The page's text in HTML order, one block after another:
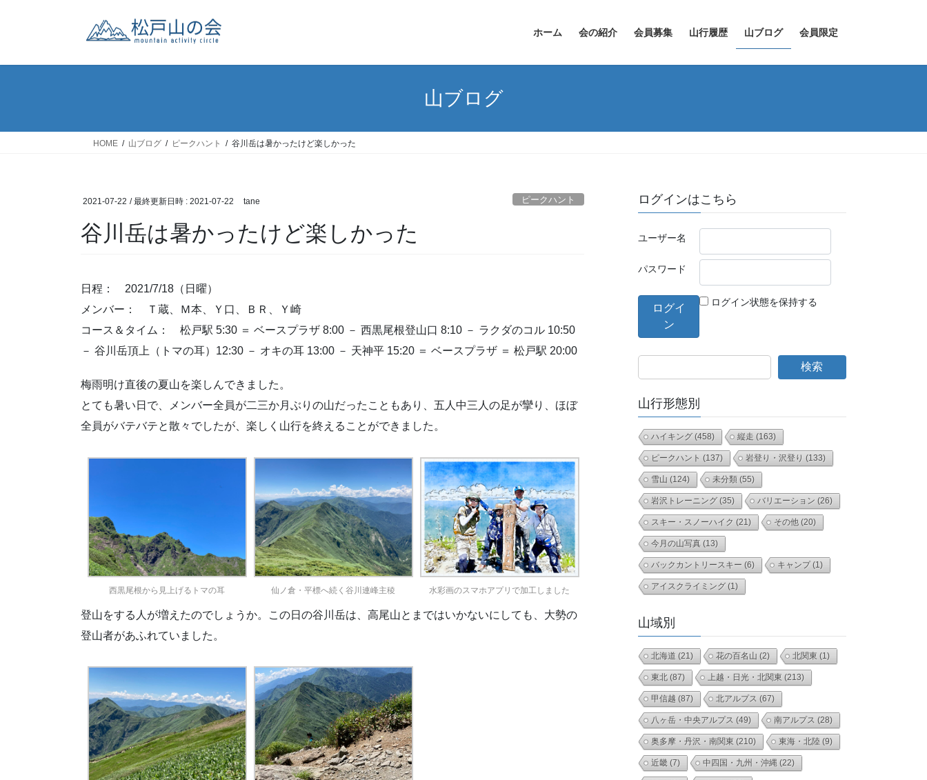
ホーム 会の紹介 会員募集 山行履歴 山ブログ 会員限定
山ブログ
HOME 山ブログ ピークハント 谷川岳は暑かったけど楽しかった
2021-07-22 / 最終更新日時 : 2021-07-22 tane ピークハント
谷川岳は暑かったけど楽しかった
日程： 2021/7/18（日曜）
メンバー： Ｔ蔵、Ｍ本、Ｙ口、ＢＲ、Ｙ崎
コース＆タイム： 松戸駅 5:30 ＝ ベースプラザ 8:00 － 西黒尾根登山口 8:10 － ラクダのコル 10:50
－ 谷川岳頂上（トマの耳）12:30 － オキの耳 13:00 － 天神平 15:20 ＝ ベースプラザ ＝ 松戸駅 20:00
梅雨明け直後の夏山を楽しんできました。
とても暑い日で、メンバー全員が二三か月ぶりの山だったこともあり、五人中三人の足が攣り、ほぼ
全員がバテバテと散々でしたが、楽しく山行を終えることができました。
西黒尾根から見上げるトマの耳 仙ノ倉・平標へ続く谷川連峰主稜 水彩画のスマホアプリで加工しました
登山をする人が増えたのでしょうか。この日の谷川岳は、高尾山とまではいかないにしても、大勢の
登山者があふれていました。
ログインはこちら
ユーザー名
パスワード
ログイン状態を保持する
検索
山行形態別
ハイキング (458) 縦走 (163)
ピークハント (137) 岩登り・沢登り (133)
雪山 (124) 未分類 (55)
岩沢トレーニング (35) バリエーション (26)
スキー・スノーハイク (21) その他 (20)
今月の山写真 (13)
バックカントリースキー (6) キャンプ(1)
アイスクライミング (1)
山域別
北海道 (21) 花の百名山 (2) 北関東 (1)
東北 (87) 上越・日光・北関東 (213)
甲信越 (87) 北アルプス (67)
八ヶ岳・中央アルプス (49) 南アルプス (28)
奥多摩・丹沢・南関東 (210) 東海・北陸 (9)
近畿 (7) 中四国・九州・沖縄 (22)